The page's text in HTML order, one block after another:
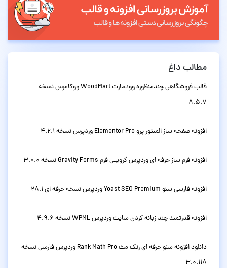
مطالب داغ
قالب فروشگاهی چندمنظوره وودمارت WoodMart ووکامرس نسخه
8.5.7
افزونه صفحه ساز المنتور پرو Elementor Pro وردپرس نسخه 4.2.1
افزونه فرم ساز حرفه ای وردپرس گرویتی فرم Gravity Forms نسخه 3.0.0
افزونه فارسی سئو Yoast SEO Premium وردپرس نسخه حرفه ای 28.1
افزونه قدرتمند چند زبانه کردن سایت وردپرس WPML نسخه 4.9.6
دانلود افزونه سئو حرفه ای رنک مث Rank Math Pro وردپرس فارسی نسخه
3.0.118